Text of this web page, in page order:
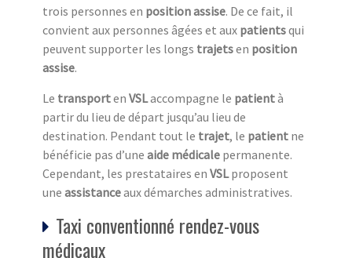
trois personnes en position assise. De ce fait, il
convient aux personnes âgées et aux patientsqui
peuvent supporter les longs trajetsen position
assise.
Le transporten VSLaccompagne le patientà
partir du lieu de départ jusqu’au lieu de
destination. Pendant tout le trajet, le patient ne
bénéficie pas d’une aide médicale permanente.
Cependant, les prestataires en VSLproposent
une assistanceaux démarches administratives.
Taxi conventionné rendez-vous
médicaux